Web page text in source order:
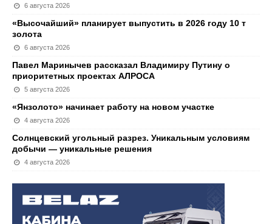
6 августа 2026
«Высочайший» планирует выпустить в 2026 году 10 т
золота
6 августа 2026
Павел Маринычев рассказал Владимиру Путину о
приоритетных проектах АЛРОСА
5 августа 2026
«Янзолото» начинает работу на новом участке
4 августа 2026
Солнцевский угольный разрез. Уникальным условиям
добычи — уникальные решения
4 августа 2026